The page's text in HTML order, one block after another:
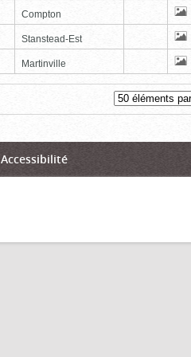
Compton
Stanstead-Est
Martinville
Accessibilité